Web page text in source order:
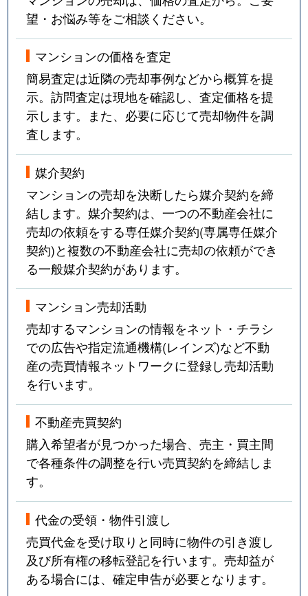
望・お悩み等をご相談ください。
マンションの価格を査定
簡易査定は近隣の売却事例などから概算を提
示。訪問査定は現地を確認し、査定価格を提
示します。また、必要に応じて売却物件を調
査します。
媒介契約
マンションの売却を決断したら媒介契約を締
結します。媒介契約は、一つの不動産会社に
売却の依頼をする専任媒介契約(専属専任媒介
契約)と複数の不動産会社に売却の依頼ができ
る一般媒介契約があります。
マンション売却活動
売却するマンションの情報をネット・チラシ
での広告や指定流通機構(レインズ)など不動
産の売買情報ネットワークに登録し売却活動
を行います。
不動産売買契約
購入希望者が見つかった場合、売主・買主間
で各種条件の調整を行い売買契約を締結しま
す。
代金の受領・物件引渡し
売買代金を受け取りと同時に物件の引き渡し
及び所有権の移転登記を行います。売却益が
ある場合には、確定申告が必要となります。